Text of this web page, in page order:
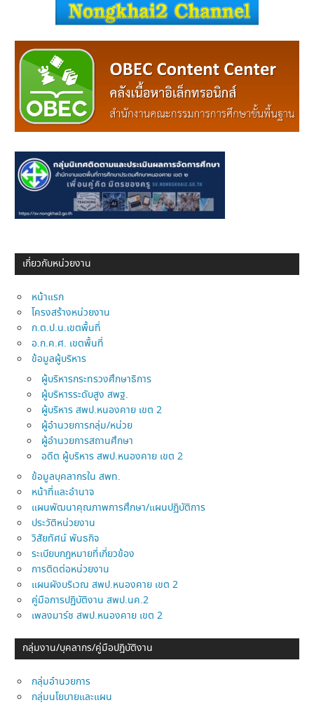
เกี่ยวกับหน่วยงาน
หน้าแรก
โครงสร้างหน่วยงาน
ก.ต.ป.น.เขตพื้นที่
อ.ก.ค.ศ. เขตพื้นที่
ข้อมูลผู้บริหาร
ผู้บริหารกระทรวงศึกษาธิการ
ผู้บริหารระดับสูง สพฐ.
ผู้บริหาร สพป.หนองคาย เขต 2
ผู้อำนวยการกลุ่ม/หน่วย
ผู้อำนวยการสถานศึกษา
อดีต ผู้บริหาร สพป.หนองคาย เขต 2
ข้อมูลบุคลากรใน สพท.
หน้าที่และอำนาจ
แผนพัฒนาคุณภาพการศึกษา/แผนปฏิบัติการ
ประวัติหน่วยงาน
วิสัยทัศน์ พันธกิจ
ระเบียบกฎหมายที่เกี่ยวข้อง
การติดต่อหน่วยงาน
แผนผังบริเวณ สพป.หนองคาย เขต 2
คู่มือการปฏิบัติงาน สพป.นค.2
เพลงมาร์ช สพป.หนองคาย เขต 2
กลุ่มงาน/บุคลากร/คู่มือปฎิบัติงาน
กลุ่มอำนวยการ
กลุ่มนโยบายและแผน